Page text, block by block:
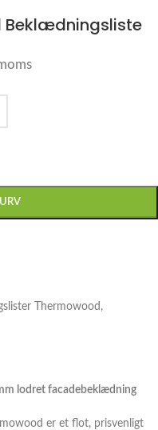
Beklædningsliste
Thermowood ,
lodret facadebeklædning
er et flot, prisvenligt